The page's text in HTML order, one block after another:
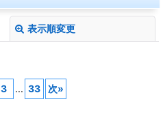
表示順変更
3 ... 33 次»